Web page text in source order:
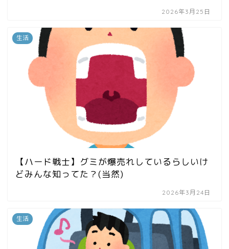
2026年3月25日
生活
【ハード戦士】グミが爆売れしているらしいけ
どみんな知ってた？(当然)
2026年3月24日
生活